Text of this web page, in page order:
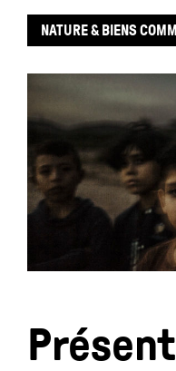
NATURE & BIENS